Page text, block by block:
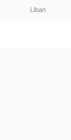
Liban